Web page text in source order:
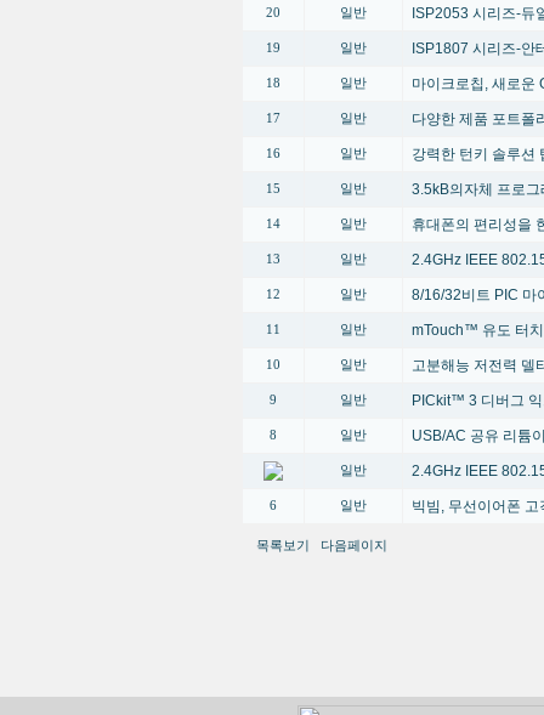
20 일반 ISP2053 시리즈-듀
19 일반 ISP1807 시리즈-안
18 일반 마이크로칩, 새로운
17 일반 다양한 제품 포트폴
16 일반 강력한 턴키 솔루션
15 일반 3.5kB의자체 프로
14 일반 휴대폰의 편리성을
13 일반 2.4GHz IEEE
12 일반 8/16/32비트 PIC 마
11 일반 mTouch™ 유도 터
10 일반 고분해능 저전력 델
9 일반 PICkit™ 3 디버그
8 일반 USB/AC 공유 리튬
일반 2.4GHz IEEE
6 일반 빅빔, 무선이어폰 고
목록보기 다음페이지